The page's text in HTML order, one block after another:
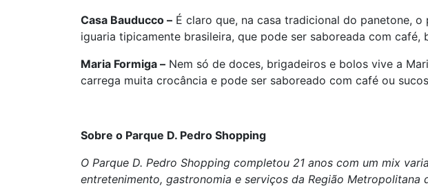
Casa Bauducco – É claro que, na casa tradicional do panetone,
iguaria tipicamente brasileira, que pode ser saboreada com
Maria Formiga – Nem só de doces, brigadeiros e bolos vive a
carrega muita crocância e pode ser saboreado com café ou
Sobre o Parque D. Pedro Shopping
O Parque D. Pedro Shopping completou 21 anos com um mix
entretenimento, gastronomia e serviços da Região Metropolitana